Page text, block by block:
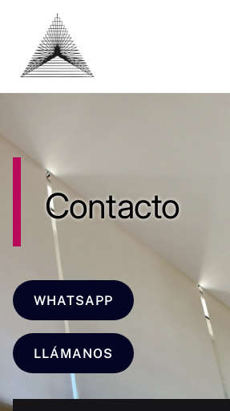
content
Contacto
WHATSAPP
LLÁMANOS